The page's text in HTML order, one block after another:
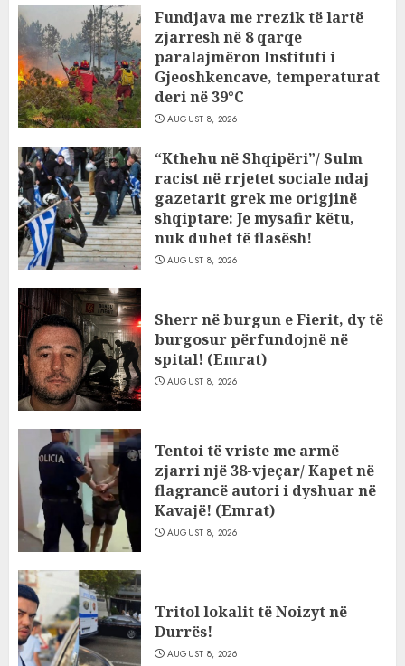
Fundjava me rrezik të lartë
zjarresh në 8 qarqe
paralajmëron Instituti i
Gjeoshkencave, temperaturat
deri në 39°C
AUGUST 8, 2026
“Kthehu në Shqipëri”/ Sulm
racist në rrjetet sociale ndaj
gazetarit grek me origjinë
shqiptare: Je mysafir këtu,
nuk duhet të flasësh!
AUGUST 8, 2026
Sherr në burgun e Fierit, dy të
burgosur përfundojnë në
spital! (Emrat)
AUGUST 8, 2026
Tentoi të vriste me armë
zjarri një 38-vjeçar/ Kapet në
flagrancë autori i dyshuar në
Kavajë! (Emrat)
AUGUST 8, 2026
Tritol lokalit të Noizyt në
Durrës!
AUGUST 8, 2026